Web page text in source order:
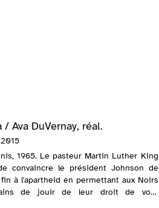
/ Ava DuVernay, réal.
1965. Le pasteur Martin Luther King
convaincre le président Johnson de
à l'apartheid en permettant aux Noirs
de jouir de leur droit de vote